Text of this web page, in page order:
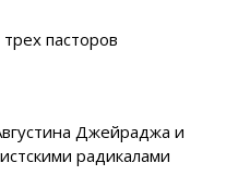
st u A
p
пасторов
Джейраджа и
радикалами